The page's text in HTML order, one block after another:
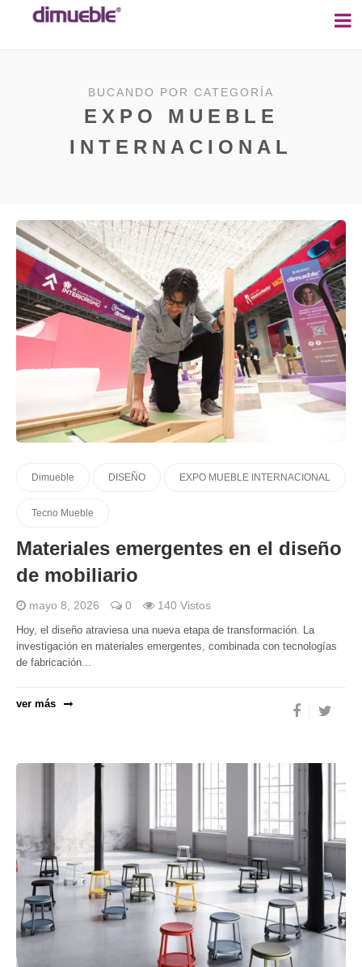
BUCANDO POR CATEGORÍA
EXPO MUEBLE
INTERNACIONAL
Dimueble DISEÑO EXPO MUEBLE INTERNACIONAL
Tecno Mueble
Materiales emergentes en el diseño
de mobiliario
mayo 8, 2026 0 140 Vistos
Hoy, el diseño atraviesa una nueva etapa de transformación. La
investigación en materiales emergentes, combinada con tecnologías
de fabricación...
ver más